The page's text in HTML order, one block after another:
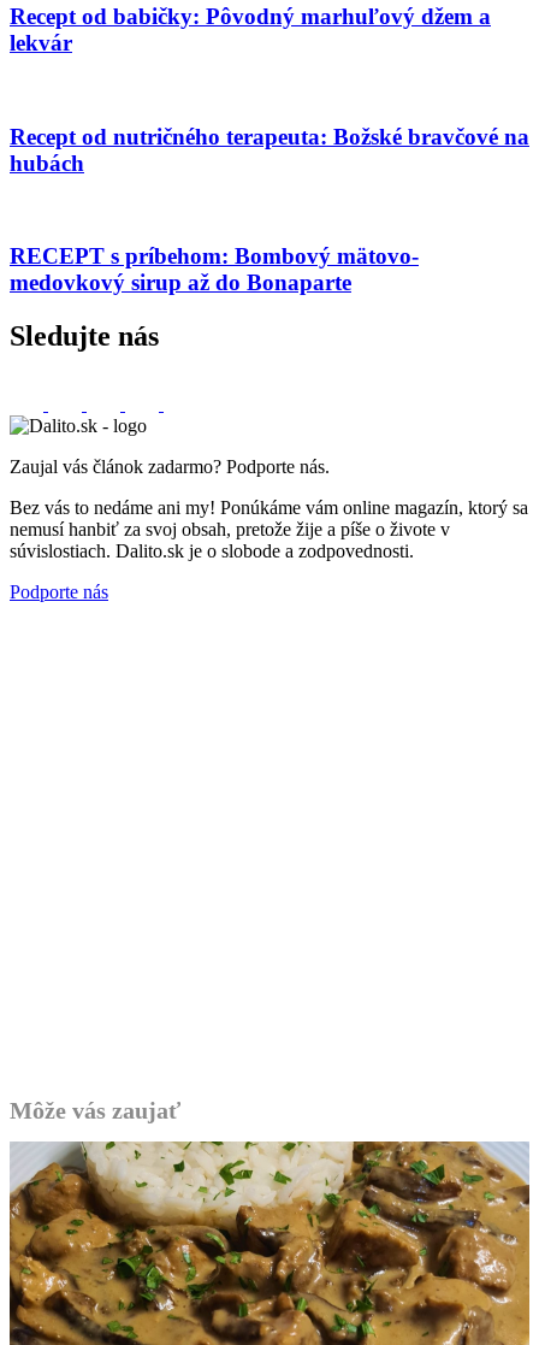
Recept od babičky: Pôvodný marhuľový džem a
lekvár
Recept od nutričného terapeuta: Božské bravčové na
hubách
RECEPT s príbehom: Bombový mätovo-
medovkový sirup až do Bonaparte
Sledujte nás
Zaujal vás článok zadarmo? Podporte nás.
Bez vás to nedáme ani my! Ponúkáme vám online magazín, ktorý sa
nemusí hanbiť za svoj obsah, pretože žije a píše o živote v
súvislostiach. Dalito.sk je o slobode a zodpovednosti.
Podporte nás
Môže vás zaujať